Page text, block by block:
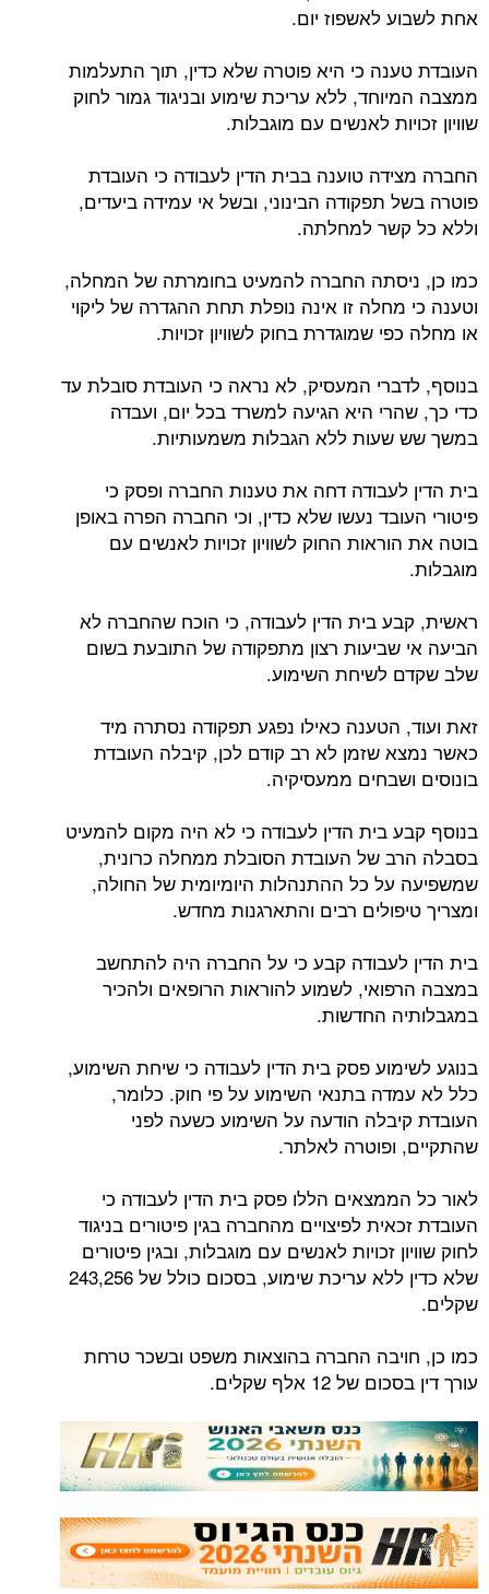
אחת לשבוע לאשפוז יום.
העובדת טענה כי היא פוטרה שלא כדין, תוך התעלמות
ממצבה המיוחד, ללא עריכת שימוע ובניגוד גמור לחוק
שוויון זכויות לאנשים עם מוגבלות.
החברה מצידה טוענה בבית הדין לעבודה כי העובדת
פוטרה בשל תפקודה הבינוני, ובשל אי עמידה ביעדים,
וללא כל קשר למחלתה.
כמו כן, ניסתה החברה להמעיט בחומרתה של המחלה,
וטענה כי מחלה זו אינה נופלת תחת ההגדרה של ליקוי
או מחלה כפי שמוגדרת בחוק לשוויון זכויות.
בנוסף, לדברי המעסיק, לא נראה כי העובדת סובלת עד
כדי כך, שהרי היא הגיעה למשרד בכל יום, ועבדה
במשך שש שעות ללא הגבלות משמעותיות.
בית הדין לעבודה דחה את טענות החברה ופסק כי
פיטורי העובד נעשו שלא כדין, וכי החברה הפרה באופן
בוטה את הוראות החוק לשוויון זכויות לאנשים עם
מוגבלות.
ראשית, קבע בית הדין לעבודה, כי הוכח שהחברה לא
הביעה אי שביעות רצון מתפקודה של התובעת בשום
שלב שקדם לשיחת השימוע.
זאת ועוד, הטענה כאילו נפגע תפקודה נסתרה מיד
כאשר נמצא שזמן לא רב קודם לכן, קיבלה העובדת
בונוסים ושבחים ממעסיקיה.
בנוסף קבע בית הדין לעבודה כי לא היה מקום להמעיט
בסבלה הרב של העובדת הסובלת ממחלה כרונית,
שמשפיעה על כל ההתנהלות היומיומית של החולה,
ומצריך טיפולים רבים והתארגנות מחדש.
בית הדין לעבודה קבע כי על החברה היה להתחשב
במצבה הרפואי, לשמוע להוראות הרופאים ולהכיר
במגבלותיה החדשות.
בנוגע לשימוע פסק בית הדין לעבודה כי שיחת השימוע,
כלל לא עמדה בתנאי השימוע על פי חוק. כלומר,
העובדת קיבלה הודעה על השימוע כשעה לפני
שהתקיים, ופוטרה לאלתר.
לאור כל הממצאים הללו פסק בית הדין לעבודה כי
העובדת זכאית לפיצויים מהחברה בגין פיטורים בניגוד
לחוק שוויון זכויות לאנשים עם מוגבלות, ובגין פיטורים
שלא כדין ללא עריכת שימוע, בסכום כולל של 243,256
שקלים.
כמו כן, חויבה החברה בהוצאות משפט ובשכר טרחת
עורך דין בסכום של 12 אלף שקלים.